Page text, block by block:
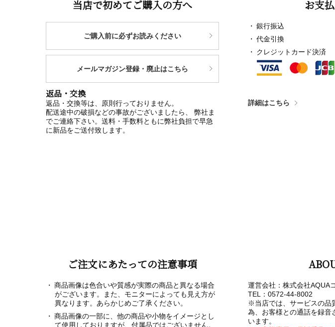
当店で初めてご購入の方へ
ご購入前に必ずお読みください
メールマガジン登録・廃止はこちら
返品・交換
返品・交換等は、原則行っておりません。
配送途中の破損などの事故がございましたら、 弊社ま
でご連絡下さい。送料・手数料ともに弊社負担で早急
に新品をご送付致します。
お支
銀行振込
代金引換
クレジットカード決済
詳細はこちら
ご注文にあたっての注意事項
商品画像は色合いや質感が実際の商品と異なる場合
がございます。また、モニターによっても見え方が
異なります。あらかじめご了承ください。
商品画像の一部に、他の商品や小物をイメージとし
て使用しておりますが、付属品ではございません。
運営会社：株式会社AQUA
TEL：0572-44-8002
※当店では、サービスの品
為、お客様との通話を録音
います。